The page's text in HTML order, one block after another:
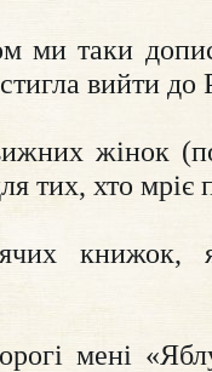
ми таки
вийти до
жінок
тих, хто мріє
книжок,
мені